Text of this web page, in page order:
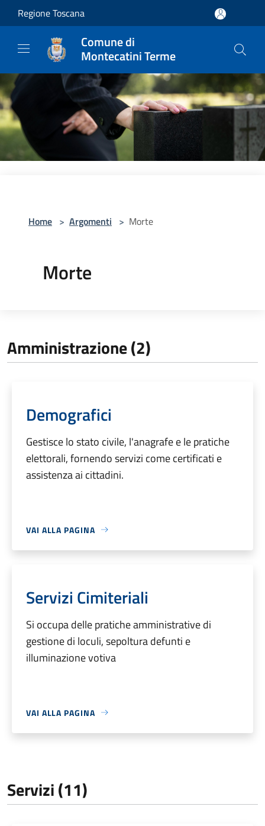
Salta al contenuto principale
Regione Toscana
Comune di
Montecatini Terme
Home > Argomenti > Morte
Morte
Amministrazione (2)
Demografici
Gestisce lo stato civile, l'anagrafe e le pratiche
elettorali, fornendo servizi come certificati e
assistenza ai cittadini.
VAI ALLA PAGINA
Servizi Cimiteriali
Si occupa delle pratiche amministrative di
gestione di loculi, sepoltura defunti e
illuminazione votiva
VAI ALLA PAGINA
Servizi (11)